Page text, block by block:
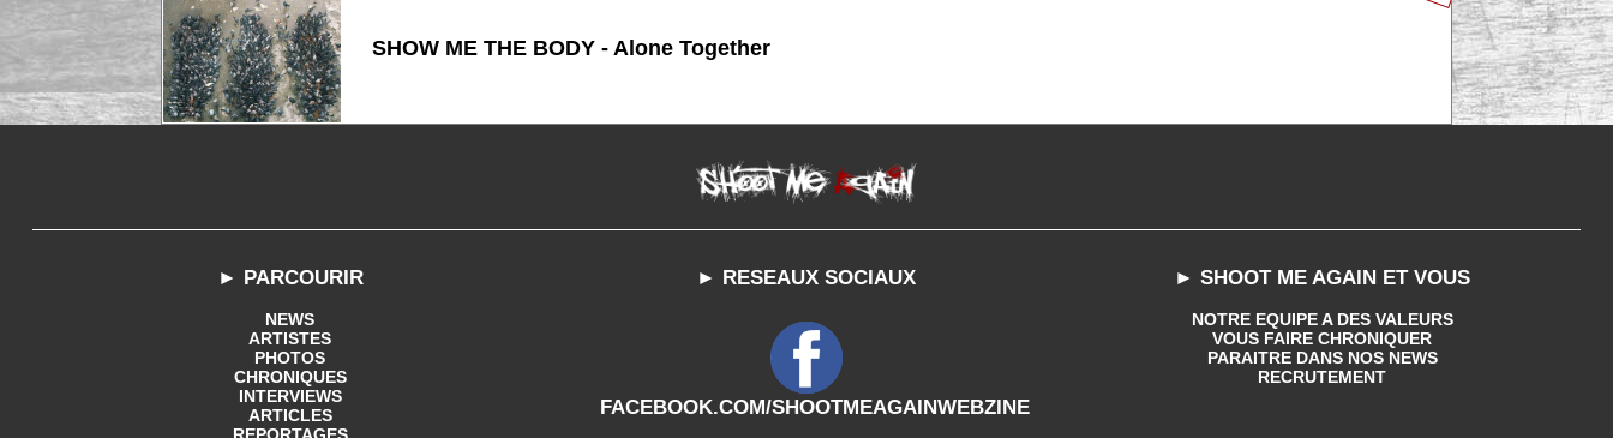
SHOW ME THE BODY - Alone Together
► PARCOURIR
NEWS
ARTISTES
PHOTOS
CHRONIQUES
INTERVIEWS
ARTICLES
► RESEAUX SOCIAUX
FACEBOOK.COM/SHOOTMEAGAINWEBZINE
► SHOOT ME AGAIN ET VOUS
NOTRE EQUIPE A DES VALEURS
VOUS FAIRE CHRONIQUER
PARAITRE DANS NOS NEWS
RECRUTEMENT